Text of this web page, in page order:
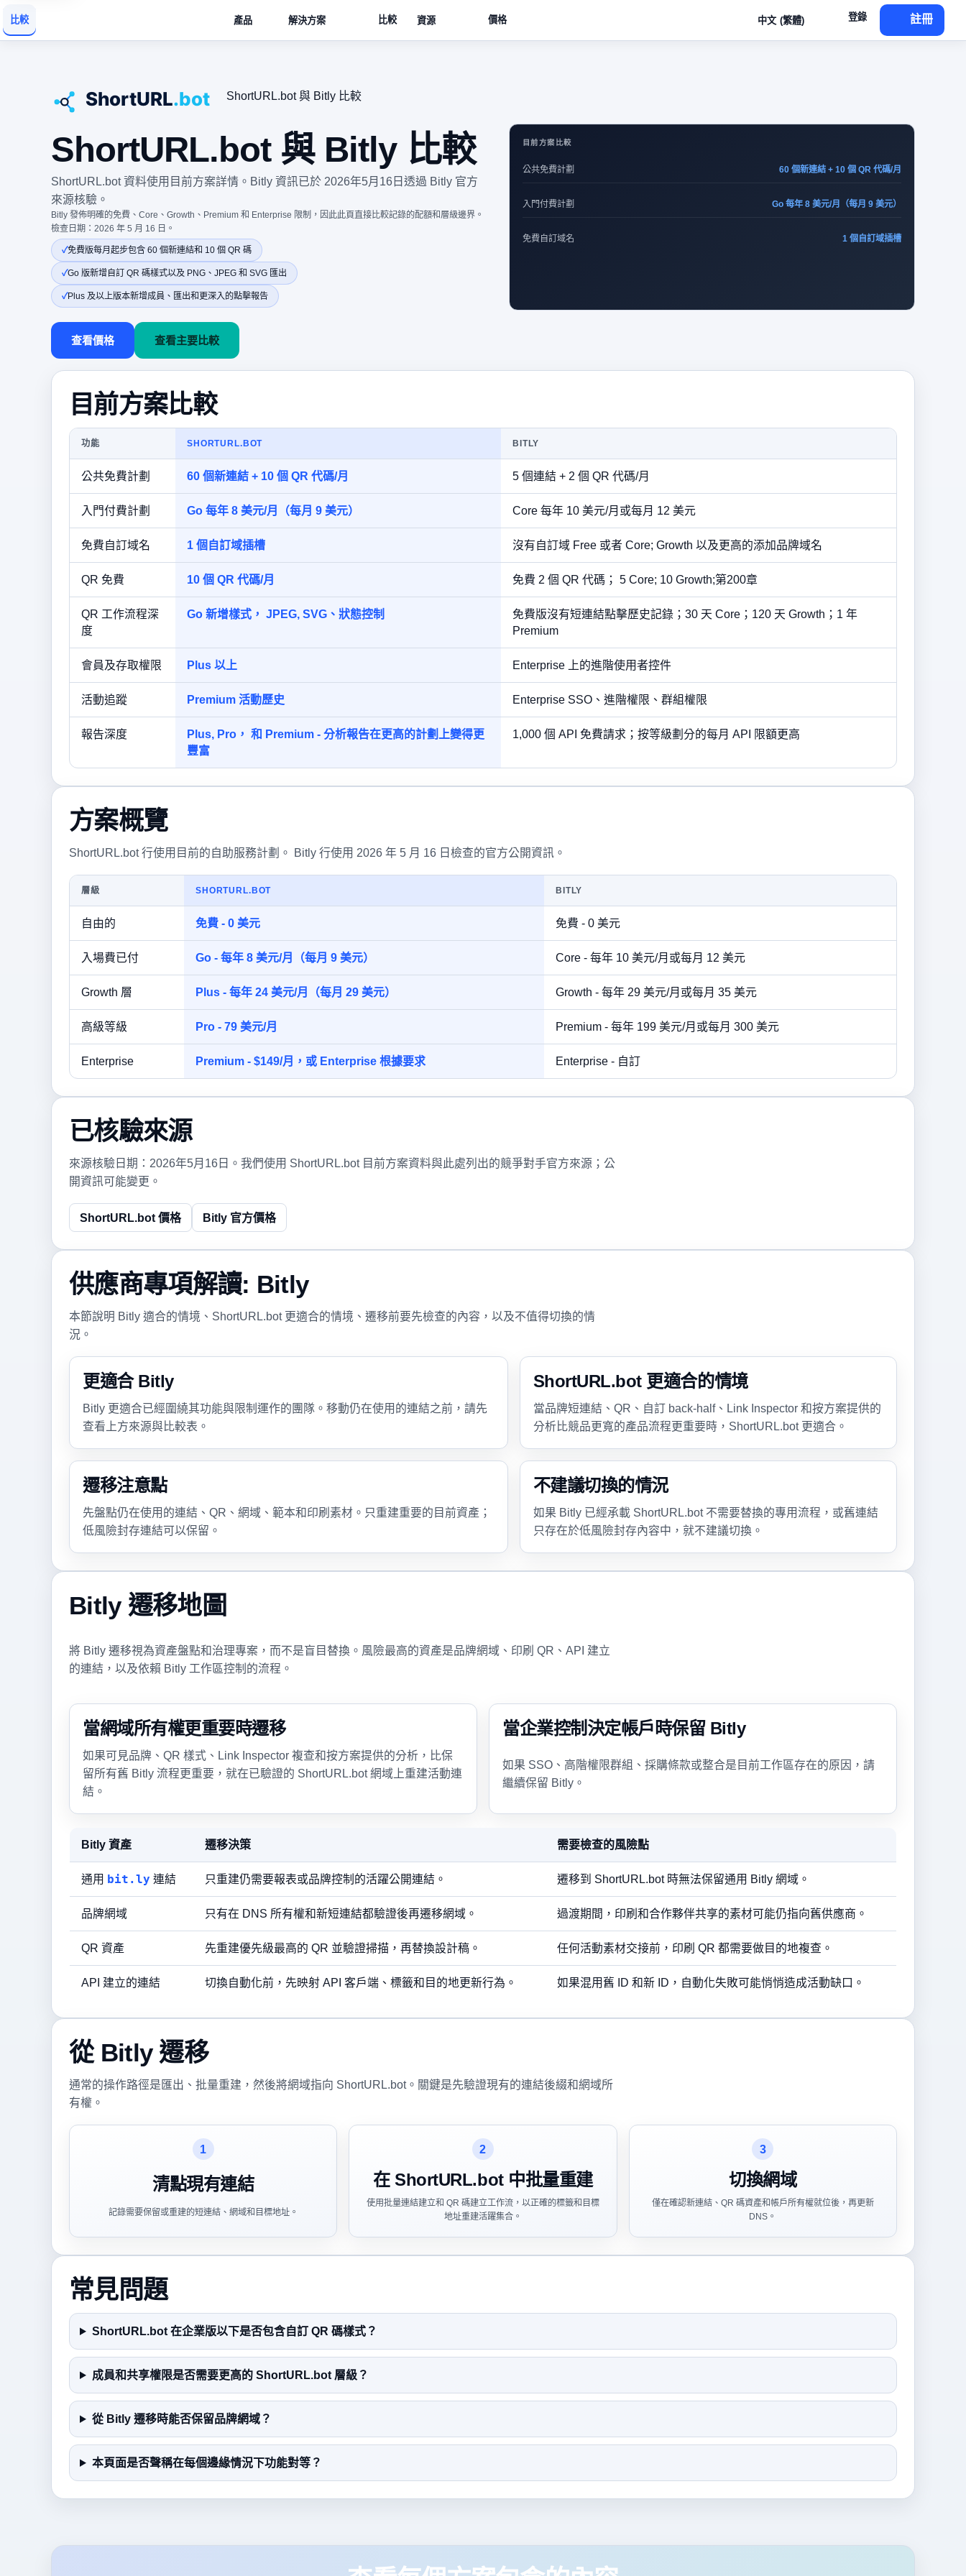
比較 產品 解決方案 比較 資源 價格 中文 (繁體) 登錄 註冊
ShortURL.bot 與 Bitly 比較
ShortURL.bot 與 Bitly 比較
ShortURL.bot 資料使用目前方案詳情。Bitly 資訊已於 2026年5月16日透過 Bitly 官方
來源核驗。
Bitly 發佈明確的免費、Core、Growth、Premium 和 Enterprise 限制，因此此頁直接比較記錄的配額和層級邊界。
檢查日期：2026 年 5 月 16 日。
免費版每月起步包含 60 個新連結和 10 個 QR 碼
Go 版新增自訂 QR 碼樣式以及 PNG、JPEG 和 SVG 匯出
Plus 及以上版本新增成員、匯出和更深入的點擊報告
查看價格 查看主要比較
目前方案比較
公共免費計劃 60 個新連結 + 10 個 QR 代碼/月
入門付費計劃 Go 每年 8 美元/月（每月 9 美元）
免費自訂域名 1 個自訂域插槽
目前方案比較
功能 SHORTURL.BOT BITLY
公共免費計劃 60 個新連結 + 10 個 QR 代碼/月 5 個連結 + 2 個 QR 代碼/月
入門付費計劃 Go 每年 8 美元/月（每月 9 美元） Core 每年 10 美元/月或每月 12 美元
免費自訂域名 1 個自訂域插槽 沒有自訂域 Free 或者 Core; Growth 以及更高的添加品牌域名
QR 免費 10 個 QR 代碼/月 免費 2 個 QR 代碼； 5 Core; 10 Growth;第200章
QR 工作流程深
度
Go 新增樣式， JPEG, SVG、狀態控制
免費版沒有短連結點擊歷史記錄；30 天 Core；120 天 Growth；1 年
Premium
會員及存取權限 Plus 以上 Enterprise 上的進階使用者控件
活動追蹤 Premium 活動歷史 Enterprise SSO、進階權限、群組權限
報告深度
Plus, Pro， 和 Premium - 分析報告在更高的計劃上變得更
豐富
1,000 個 API 免費請求；按等級劃分的每月 API 限額更高
方案概覽
ShortURL.bot 行使用目前的自助服務計劃。 Bitly 行使用 2026 年 5 月 16 日檢查的官方公開資訊。
層級 SHORTURL.BOT BITLY
自由的 免費 - 0 美元 免費 - 0 美元
入場費已付 Go - 每年 8 美元/月（每月 9 美元） Core - 每年 10 美元/月或每月 12 美元
Growth 層 Plus - 每年 24 美元/月（每月 29 美元） Growth - 每年 29 美元/月或每月 35 美元
高級等級 Pro - 79 美元/月 Premium - 每年 199 美元/月或每月 300 美元
Enterprise Premium - $149/月，或 Enterprise 根據要求 Enterprise - 自訂
已核驗來源
來源核驗日期：2026年5月16日。我們使用 ShortURL.bot 目前方案資料與此處列出的競爭對手官方來源；公
開資訊可能變更。
ShortURL.bot 價格 Bitly 官方價格
供應商專項解讀: Bitly
本節說明 Bitly 適合的情境、ShortURL.bot 更適合的情境、遷移前要先檢查的內容，以及不值得切換的情
況。
更適合 Bitly
Bitly 更適合已經圍繞其功能與限制運作的團隊。移動仍在使用的連結之前，請先
查看上方來源與比較表。
ShortURL.bot 更適合的情境
當品牌短連結、QR、自訂 back-half、Link Inspector 和按方案提供的
分析比競品更寬的產品流程更重要時，ShortURL.bot 更適合。
遷移注意點
先盤點仍在使用的連結、QR、網域、範本和印刷素材。只重建重要的目前資產；
低風險封存連結可以保留。
不建議切換的情況
如果 Bitly 已經承載 ShortURL.bot 不需要替換的專用流程，或舊連結
只存在於低風險封存內容中，就不建議切換。
Bitly 遷移地圖
將 Bitly 遷移視為資產盤點和治理專案，而不是盲目替換。風險最高的資產是品牌網域、印刷 QR、API 建立
的連結，以及依賴 Bitly 工作區控制的流程。
當網域所有權更重要時遷移
如果可見品牌、QR 樣式、Link Inspector 複查和按方案提供的分析，比保
留所有舊 Bitly 流程更重要，就在已驗證的 ShortURL.bot 網域上重建活動連
結。
當企業控制決定帳戶時保留 Bitly
如果 SSO、高階權限群組、採購條款或整合是目前工作區存在的原因，請
繼續保留 Bitly。
Bitly 資產 遷移決策 需要檢查的風險點
通用 bit.ly 連結 只重建仍需要報表或品牌控制的活躍公開連結。 遷移到 ShortURL.bot 時無法保留通用 Bitly 網域。
品牌網域 只有在 DNS 所有權和新短連結都驗證後再遷移網域。 過渡期間，印刷和合作夥伴共享的素材可能仍指向舊供應商。
QR 資產 先重建優先級最高的 QR 並驗證掃描，再替換設計稿。 任何活動素材交接前，印刷 QR 都需要做目的地複查。
API 建立的連結 切換自動化前，先映射 API 客戶端、標籤和目的地更新行為。 如果混用舊 ID 和新 ID，自動化失敗可能悄悄造成活動缺口。
從 Bitly 遷移
通常的操作路徑是匯出、批量重建，然後將網域指向 ShortURL.bot。關鍵是先驗證現有的連結後綴和網域所
有權。
1
清點現有連結
記錄需要保留或重建的短連結、網域和目標地址。
2
在 ShortURL.bot 中批量重建
使用批量連結建立和 QR 碼建立工作流，以正確的標籤和目標
地址重建活躍集合。
3
切換網域
僅在確認新連結、QR 碼資產和帳戶所有權就位後，再更新
DNS。
常見問題
ShortURL.bot 在企業版以下是否包含自訂 QR 碼樣式？
成員和共享權限是否需要更高的 ShortURL.bot 層級？
從 Bitly 遷移時能否保留品牌網域？
本頁面是否聲稱在每個邊緣情況下功能對等？